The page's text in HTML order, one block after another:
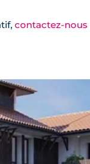
contactez-nous